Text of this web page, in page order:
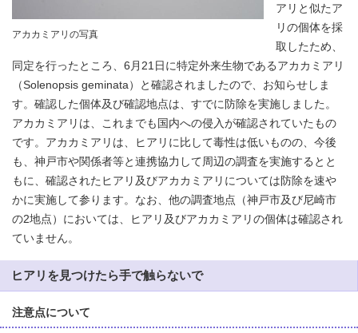
アカカミアリの写真
アリと似たア
リの個体を採
取したため、
同定を行ったところ、6月21日に特定外来生物であるアカカミアリ
（Solenopsis geminata）と確認されましたので、お知らせしま
す。確認した個体及び確認地点は、すでに防除を実施しました。
アカカミアリは、これまでも国内への侵入が確認されていたもの
です。アカカミアリは、ヒアリに比して毒性は低いものの、今後
も、神戸市や関係者等と連携協力して周辺の調査を実施するとと
もに、確認されたヒアリ及びアカカミアリについては防除を速や
かに実施して参ります。なお、他の調査地点（神戸市及び尼崎市
の2地点）においては、ヒアリ及びアカカミアリの個体は確認され
ていません。
ヒアリを見つけたら手で触らないで
注意点について